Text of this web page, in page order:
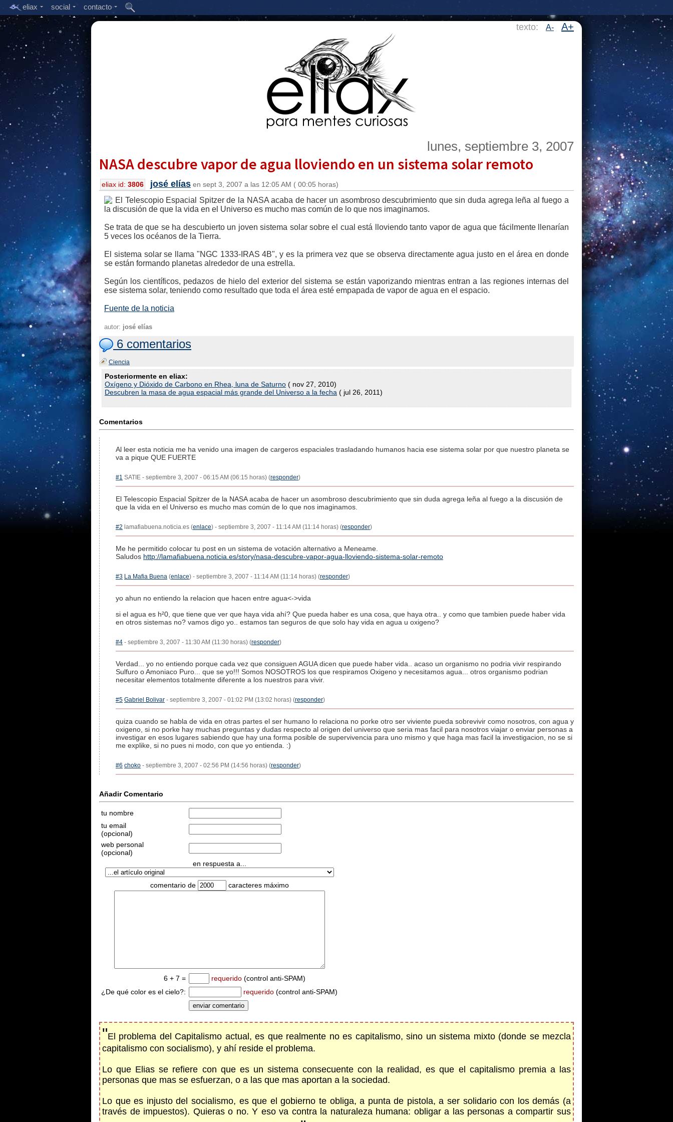
eliax social contacto
texto: A- A+
lunes, septiembre 3, 2007
NASA descubre vapor de agua lloviendo en un sistema solar remoto
eliax id: 3806 josé elías en sept 3, 2007 a las 12:05 AM ( 00:05 horas)
El Telescopio Espacial Spitzer de la NASA acaba de hacer un asombroso descubrimiento que sin duda agrega leña al fuego a
la discusión de que la vida en el Universo es mucho mas común de lo que nos imaginamos.
Se trata de que se ha descubierto un joven sistema solar sobre el cual está lloviendo tanto vapor de agua que fácilmente llenarían
5 veces los océanos de la Tierra.
El sistema solar se llama "NGC 1333-IRAS 4B", y es la primera vez que se observa directamente agua justo en el área en donde
se están formando planetas alrededor de una estrella.
Según los científicos, pedazos de hielo del exterior del sistema se están vaporizando mientras entran a las regiones internas del
ese sistema solar, teniendo como resultado que toda el área esté empapada de vapor de agua en el espacio.
Fuente de la noticia
autor: josé elías
6 comentarios
Ciencia
Posteriormente en eliax:
Oxígeno y Dióxido de Carbono en Rhea, luna de Saturno ( nov 27, 2010)
Descubren la masa de agua espacial más grande del Universo a la fecha ( jul 26, 2011)
Comentarios
Al leer esta noticia me ha venido una imagen de cargeros espaciales trasladando humanos hacia ese sistema solar por que nuestro planeta se
va a pique QUE FUERTE
#1 SATIE - septiembre 3, 2007 - 06:15 AM (06:15 horas) (responder)
El Telescopio Espacial Spitzer de la NASA acaba de hacer un asombroso descubrimiento que sin duda agrega leña al fuego a la discusión de
que la vida en el Universo es mucho mas común de lo que nos imaginamos.
#2 lamafiabuena.noticia.es (enlace) - septiembre 3, 2007 - 11:14 AM (11:14 horas) (responder)
Me he permitido colocar tu post en un sistema de votación alternativo a Meneame.
Saludos http://lamafiabuena.noticia.es/story/nasa-descubre-vapor-agua-lloviendo-sistema-solar-remoto
#3 La Mafia Buena (enlace) - septiembre 3, 2007 - 11:14 AM (11:14 horas) (responder)
yo ahun no entiendo la relacion que hacen entre agua<->vida
si el agua es h²0, que tiene que ver que haya vida ahí? Que pueda haber es una cosa, que haya otra.. y como que tambien puede haber vida
en otros sistemas no? vamos digo yo.. estamos tan seguros de que solo hay vida en agua u oxigeno?
#4 - septiembre 3, 2007 - 11:30 AM (11:30 horas) (responder)
Verdad... yo no entiendo porque cada vez que consiguen AGUA dicen que puede haber vida.. acaso un organismo no podria vivir respirando
Sulfuro o Amoniaco Puro... que se yo!!! Somos NOSOTROS los que respiramos Oxigeno y necesitamos agua... otros organismo podrian
necesitar elementos totalmente diferente a los nuestros para vivir.
#5 Gabriel Bolivar - septiembre 3, 2007 - 01:02 PM (13:02 horas) (responder)
quiza cuando se habla de vida en otras partes el ser humano lo relaciona no porke otro ser viviente pueda sobrevivir como nosotros, con agua y
oxigeno, si no porke hay muchas preguntas y dudas respecto al origen del universo que seria mas facil para nosotros viajar o enviar personas a
investigar en esos lugares sabiendo que hay una forma posible de supervivencia para uno mismo y que haga mas facil la investigacion, no se si
me explike, si no pues ni modo, con que yo entienda. :)
#6 choko - septiembre 3, 2007 - 02:56 PM (14:56 horas) (responder)
Añadir Comentario
tu nombre
tu email
(opcional)
web personal
(opcional)
en respuesta a...
comentario de caracteres máximo
6 + 7 = requerido (control anti-SPAM)
¿De qué color es el cielo?:
requerido (control anti-SPAM)
"El problema del Capitalismo actual, es que realmente no es capitalismo, sino un sistema mixto (donde se mezcla
capitalismo con socialismo), y ahí reside el problema.
Lo que Elias se refiere con que es un sistema consecuente con la realidad, es que el capitalismo premia a las
personas que mas se esfuerzan, o a las que mas aportan a la sociedad.
Lo que es injusto del socialismo, es que el gobierno te obliga, a punta de pistola, a ser solidario con los demás (a
través de impuestos). Quieras o no. Y eso va contra la naturaleza humana: obligar a las personas a compartir sus